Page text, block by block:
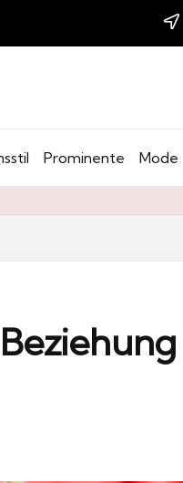
Prominente Mode